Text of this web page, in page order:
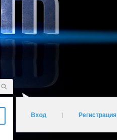
Вход Регистрация